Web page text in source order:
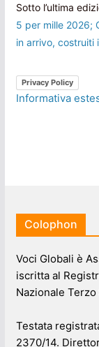
Sotto l’ultima
5 per mille 2026;
in arrivo, costruiti
Privacy Policy
Informativa
Colophon
Voci Globali è
iscritta al
Nazionale
Testata
2370/14.